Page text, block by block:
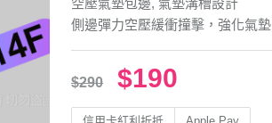
側邊彈力空壓緩衝撞擊，強化氣墊
$290 $190